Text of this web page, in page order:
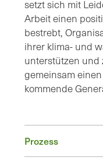
setzt sich mit
Arbeit einen
bestrebt,
ihrer klima- und
unterstützen und
gemeinsam
kommende
Prozess